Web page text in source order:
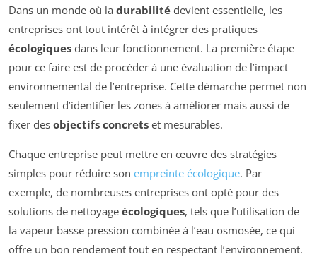
Dans un monde où la durabilité devient essentielle, les
entreprises ont tout intérêt à intégrer des pratiques
écologiques dans leur fonctionnement. La première étape
pour ce faire est de procéder à une évaluation de l’impact
environnemental de l’entreprise. Cette démarche permet non
seulement d’identifier les zones à améliorer mais aussi de
fixer des objectifs concrets et mesurables.
Chaque entreprise peut mettre en œuvre des stratégies
simples pour réduire son empreinte écologique. Par
exemple, de nombreuses entreprises ont opté pour des
solutions de nettoyage écologiques, tels que l’utilisation de
la vapeur basse pression combinée à l’eau osmosée, ce qui
offre un bon rendement tout en respectant l’environnement.